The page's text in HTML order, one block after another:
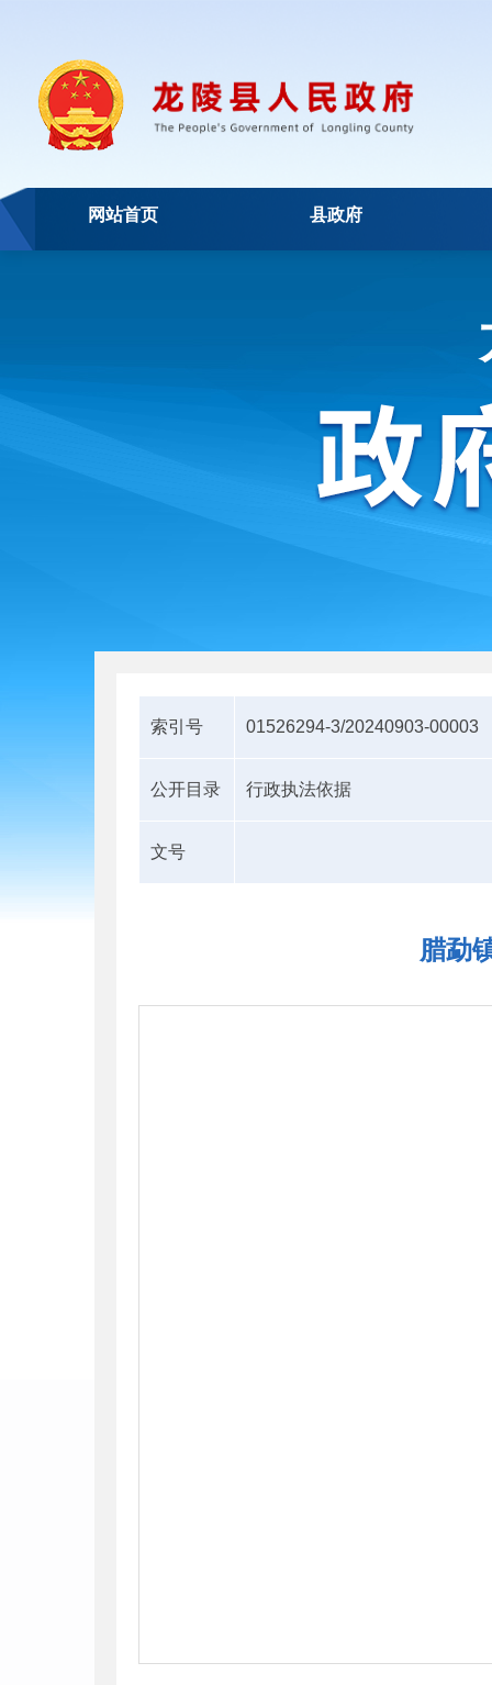
网站首页 县政府
索引号 01526294-3/20240903-00003
公开目录 行政执法依据
文号
腊勐